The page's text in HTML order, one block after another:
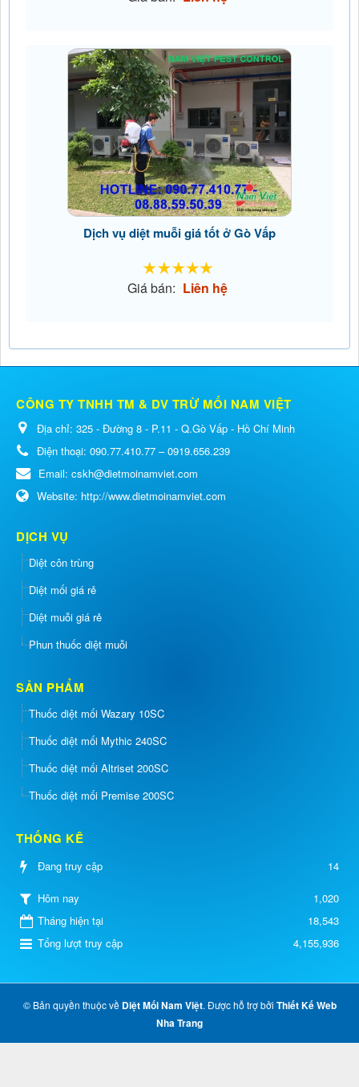
Dịch vụ diệt muỗi giá tốt ở Gò Vấp
Giá bán: Liên hệ
CÔNG TY TNHH TM & DV TRỪ MỐI NAM VIỆT
Địa chỉ: 325 - Đường 8 - P.11 - Q.Gò Vấp - Hồ Chí Minh
Điện thoại: 090.77.410.77 – 0919.656.239
Email: cskh@dietmoinamviet.com
Website: http://www.dietmoinamviet.com
DỊCH VỤ
Diệt côn trùng
Diệt mối giá rẻ
Diệt muỗi giá rẻ
Phun thuốc diệt muỗi
SẢN PHẨM
Thuốc diệt mối Wazary 10SC
Thuốc diệt mối Mythic 240SC
Thuốc diệt mối Altriset 200SC
Thuốc diệt mối Premise 200SC
THỐNG KÊ
Đang truy cập 14
Hôm nay
1,020
Tháng hiện tại
18,543
Tổng lượt truy cập
4,155,936
© Bản quyền thuộc về Diệt Mối Nam Việt. Được hỗ trợ bởi Thiết Kế Web
Nha Trang